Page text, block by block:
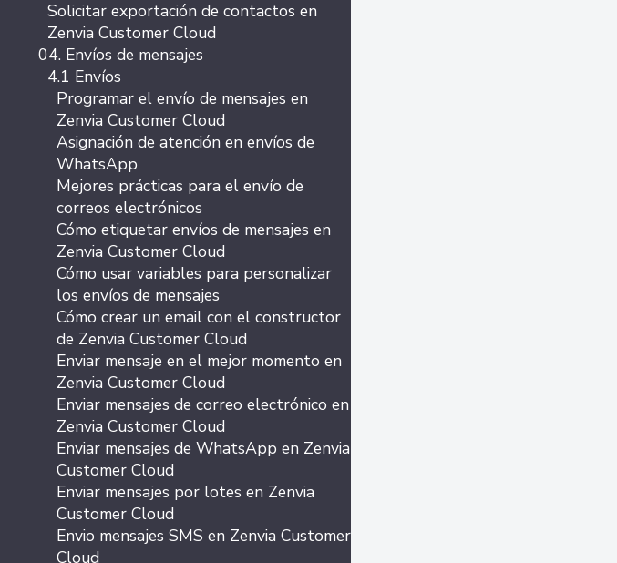
Solicitar exportación de contactos en
Zenvia Customer Cloud
04. Envíos de mensajes
4.1 Envíos
Programar el envío de mensajes en
Zenvia Customer Cloud
Asignación de atención en envíos de
WhatsApp
Mejores prácticas para el envío de
correos electrónicos
Cómo etiquetar envíos de mensajes en
Zenvia Customer Cloud
Cómo usar variables para personalizar
los envíos de mensajes
Cómo crear un email con el constructor
de Zenvia Customer Cloud
Enviar mensaje en el mejor momento en
Zenvia Customer Cloud
Enviar mensajes de correo electrónico en
Zenvia Customer Cloud
Enviar mensajes de WhatsApp en Zenvia
Customer Cloud
Enviar mensajes por lotes en Zenvia
Customer Cloud
Envio mensajes SMS en Zenvia Customer
Cloud